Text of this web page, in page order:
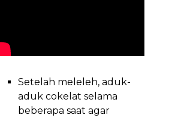
Setelah meleleh, aduk-
aduk cokelat selama
beberapa saat agar